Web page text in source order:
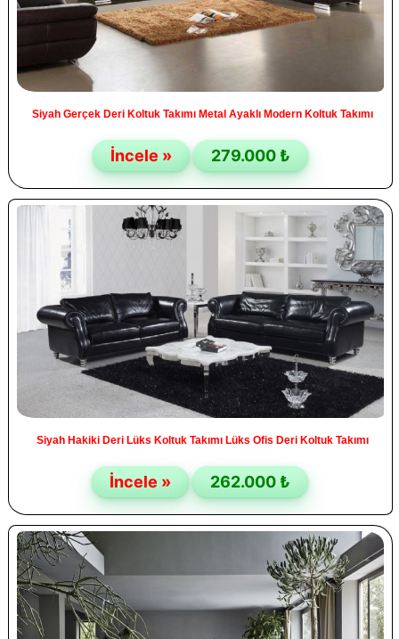
Siyah Gerçek Deri Koltuk Takımı Metal Ayaklı Modern Koltuk Takımı
İncele » 279.000 ₺
Siyah Hakiki Deri Lüks Koltuk Takımı Lüks Ofis Deri Koltuk Takımı
İncele » 262.000 ₺